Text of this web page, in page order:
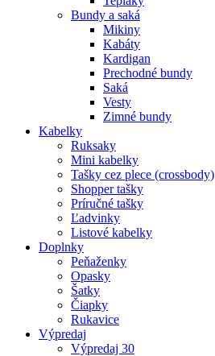
Bundy a saká
Mikiny
Kabáty
Kardigan
Prechodné bundy
Saká
Vesty
Zimné bundy
Kabelky
Ruksaky
Mini kabelky
Tašky cez plece (crossbody)
Shopper tašky
Príručné tašky
Ľadvinky
Listové kabelky
Doplnky
Peňaženky
Opasky
Šatky
Čiapky
Rukavice
Výpredaj
Výpredaj 30